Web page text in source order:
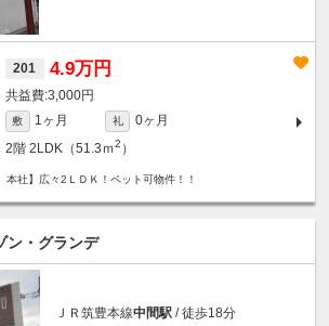
201 4.9万円
3,000円
敷 1ヶ月 礼
0ヶ月
2階 2LDK（51.3ｍ2 ）
本社】広々2ＬＤＫ！ペット可物件！！
ン・グランデ
ＪＲ筑豊本線中間駅 / 徒歩18分